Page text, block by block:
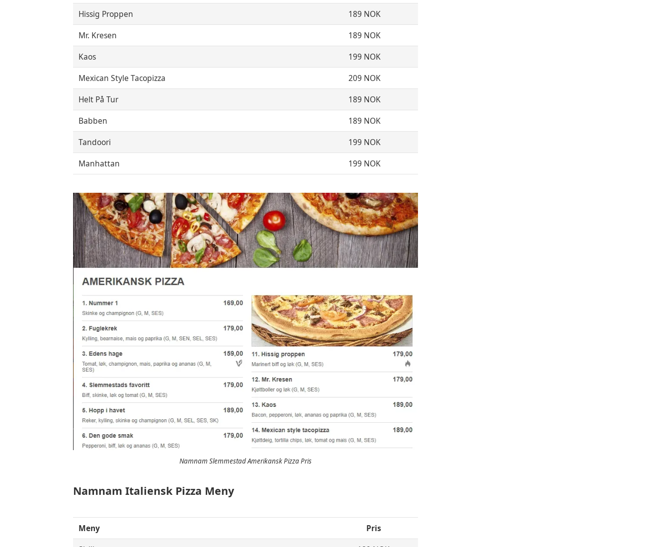
Hissig Proppen
189 NOK
Mr. Kresen
189 NOK
Kaos
199 NOK
Mexican Style Tacopizza
209 NOK
Helt På Tur
189 NOK
Babben
189 NOK
Tandoori
199 NOK
Manhattan
199 NOK
Namnam Slemmestad Amerikansk Pizza Pris
Namnam Italiensk Pizza Meny
Meny
Pris